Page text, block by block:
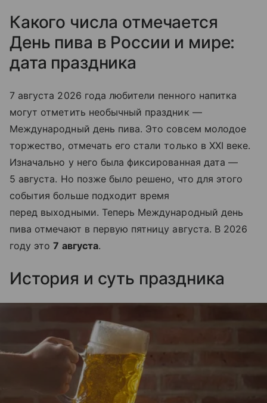
Какого числа отмечается
День пива в России и мире:
дата праздника
7 августа 2026 года любители пенного напитка
могут отметить необычный праздник —
Международный день пива. Это совсем молодое
торжество, отмечать его стали только в XXI веке.
Изначально у него была фиксированная дата —
5 августа. Но позже было решено, что для этого
события больше подходит время
перед выходными. Теперь Международный день
пива отмечают в первую пятницу августа. В 2026
году это7 августа.
История и суть праздника